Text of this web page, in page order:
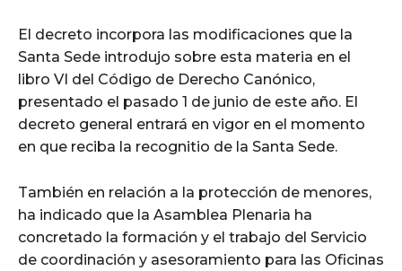
El decreto incorpora las modificaciones que la
Santa Sede introdujo sobre esta materia en el
libro VI del Código de Derecho Canónico,
presentado el pasado 1 de junio de este año. El
decreto general entrará en vigor en el momento
en que reciba la recognitio de la Santa Sede.
También en relación a la protección de menores,
ha indicado que la Asamblea Plenaria ha
concretado la formación y el trabajo del Servicio
de coordinación y asesoramiento para las Oficinas